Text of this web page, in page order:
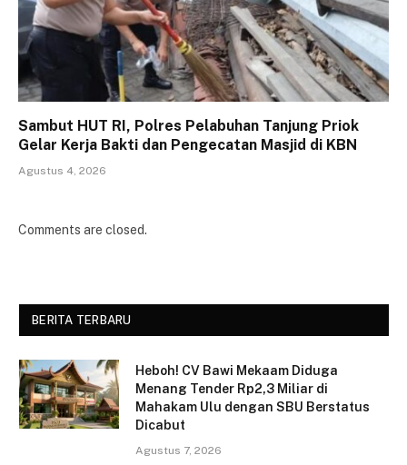
Sambut HUT RI, Polres Pelabuhan Tanjung Priok
Gelar Kerja Bakti dan Pengecatan Masjid di KBN
Agustus 4, 2026
Comments are closed.
BERITA TERBARU
Heboh! CV Bawi Mekaam Diduga
Menang Tender Rp2,3 Miliar di
Mahakam Ulu dengan SBU Berstatus
Dicabut
Agustus 7, 2026